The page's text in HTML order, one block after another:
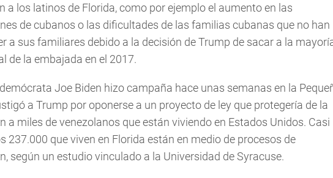
a los latinos de Florida, como por ejemplo el aumento en las
de cubanos o las dificultades de las familias cubanas que no han
a sus familiares debido a la decisión de Trump de sacar a la
de la embajada en el 2017.
Joe Biden hizo campaña hace unas semanas en la
a Trump por oponerse a un proyecto de ley que protegería de la
a miles de venezolanos que están viviendo en Estados Unidos. Casi
237.000 que viven en Florida están en medio de procesos de
según un estudio vinculado a la Universidad de Syracuse.